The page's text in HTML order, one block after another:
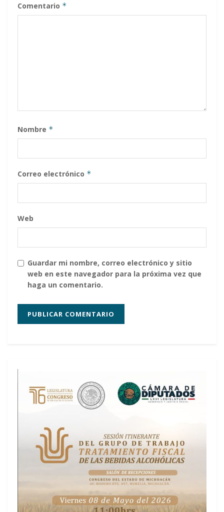
Comentario *
Nombre *
Correo electrónico *
Web
Guardar mi nombre, correo electrónico y sitio
web en este navegador para la próxima vez que
haga un comentario.